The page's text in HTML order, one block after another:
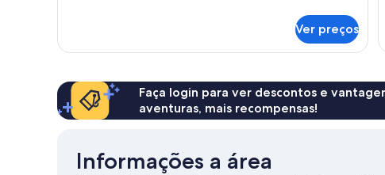
casal
Ver preços
Faça login para ver descontos e
aventuras, mais recompensas!
Informações a área